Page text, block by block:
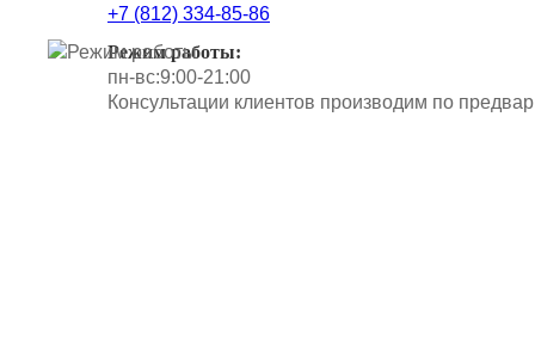
+7 (812) 334-85-86
Режим работы:
пн-вс:9:00-21:00
Консультации клиентов производим по